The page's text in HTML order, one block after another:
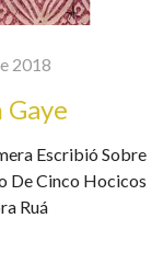
2018
Escribió Sobre
De Cinco Hocicos
Ruá